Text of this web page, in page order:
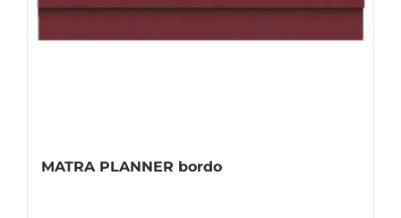
MATRA PLANNER bordo